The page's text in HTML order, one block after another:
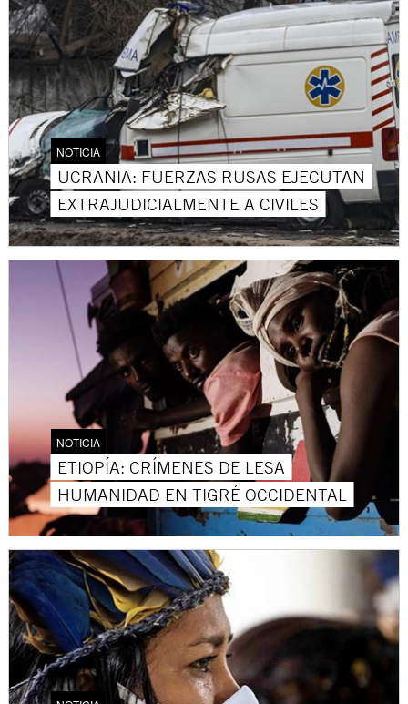
NOTICIA
UCRANIA: FUERZAS RUSAS EJECUTAN
EXTRAJUDICIALMENTE A CIVILES
NOTICIA
ETIOPÍA: CRÍMENES DE LESA
HUMANIDAD EN TIGRÉ OCCIDENTAL